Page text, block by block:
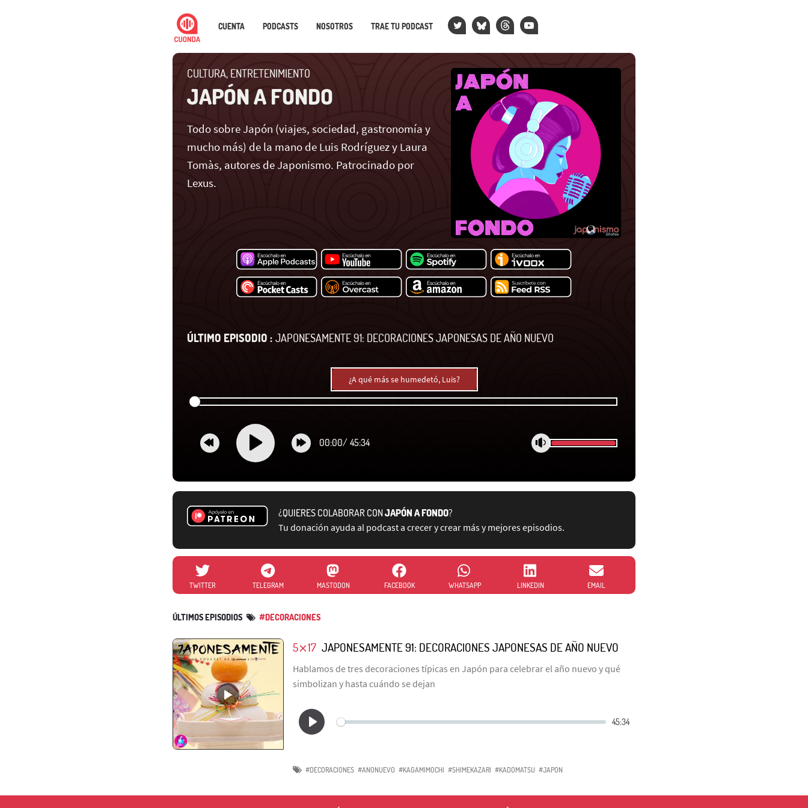
CUENTA PODCASTS NOSOTROS TRAE TU PODCAST
CULTURA, ENTRETENIMIENTO
JAPÓN A FONDO
Todo sobre Japón (viajes, sociedad, gastronomía y
mucho más) de la mano de Luis Rodríguez y Laura
Tomàs, autores de Japonismo. Patrocinado por
Lexus.
ÚLTIMO EPISODIO : JAPONESAMENTE 91: DECORACIONES JAPONESAS DE AÑO NUEVO
¿A qué más se humedetó, Luis?
00:00/ 45:34
¿QUIERES COLABORAR CONJAPÓN A FONDO?
Tu donación ayuda al podcast a crecer y crear más y mejores episodios.
TWITTER TELEGRAM MASTODON FACEBOOK WHATSAPP LINKEDIN EMAIL
ÚLTIMOS EPISODIOS #DECORACIONES
5⨯17 JAPONESAMENTE 91: DECORACIONES JAPONESAS DE AÑO NUEVO
Hablamos de tres decoraciones típicas en Japón para celebrar el año nuevo y qué
simbolizan y hasta cuándo se dejan
#DECORACIONES #ANONUEVO #KAGAMIMOCHI #SHIMEKAZARI #KADOMATSU #JAPON